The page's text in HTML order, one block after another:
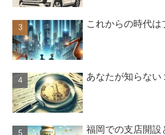
これからの時代
あなたが知らない
福岡での支店開設